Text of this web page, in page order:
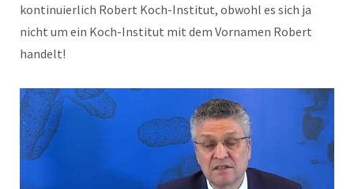
kontinuierlich Robert Koch-Institut, obwohl es sich ja
nicht um ein Koch-Institut mit dem Vornamen Robert
handelt!